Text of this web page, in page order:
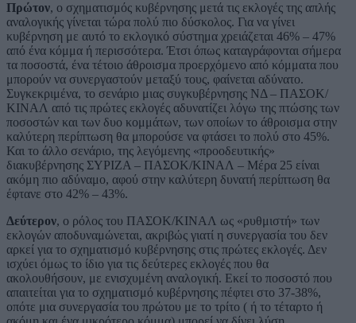
Πρώτον, ο σχηματισμός κυβέρνησης μετά τις εκλογές της απλής
αναλογικής γίνεται τώρα πολύ πιο δύσκολος. Για να γίνει
κυβέρνηση με αυτό το εκλογικό σύστημα χρειάζεται 46% – 47%
από ένα κόμμα ή περισσότερα. Έτσι όπως καταγράφονται σήμερα
τα ποσοστά, ένα τέτοιο άθροισμα προερχόμενο από κόμματα που
μπορούν να συνεργαστούν μεταξύ τους, φαίνεται αδύνατο.
Συγκεκριμένα, το σενάριο μιας συγκυβέρνησης ΝΔ – ΠΑΣΟΚ/
ΚΙΝΑΛ από τις πρώτες εκλογές αδυνατίζει λόγω της πτώσης των
ποσοστών και των δυο κομμάτων, των οποίων το άθροισμα στην
καλύτερη περίπτωση θα μπορούσε να φτάσει το πολύ στο 45%.
Και το άλλο σενάριο, της λεγόμενης «προοδευτικής»
διακυβέρνησης ΣΥΡΙΖΑ – ΠΑΣΟΚ/ΚΙΝΑΛ – Μέρα 25 είναι
ακόμη πιο αδύναμο, αφού στην καλύτερη δυνατή περίπτωση θα
έφτανε στο 42% – 43%.
Δεύτερον, ο ρόλος του ΠΑΣΟΚ/ΚΙΝΑΛ ως «ρυθμιστή» των
εκλογών αποδυναμώνεται, ακριβώς γιατί η συνεργασία του δεν
αρκεί για το σχηματισμό κυβέρνησης στις πρώτες εκλογές. Δεν
ισχύει όμως το ίδιο για τις δεύτερες εκλογές που θα
ακολουθήσουν, με ενισχυμένη αναλογική. Εκεί το ποσοστό που
απαιτείται για το σχηματισμό κυβέρνησης πέφτει στο 37-38%,
οπότε μια συνεργασία του πρώτου με το τρίτο ( ή το τέταρτο ή